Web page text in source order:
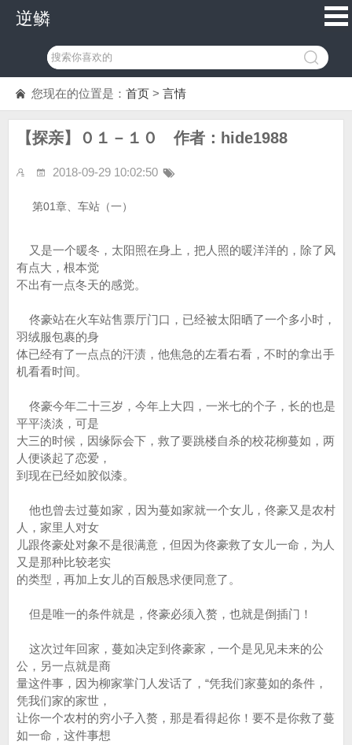
逆鳞
您现在的位置是： 首页 > 言情
【探亲】０１－１０ 作者：hide1988
2018-09-29 10:02:50
第01章、车站（一）
又是一个暖冬，太阳照在身上，把人照的暖洋洋的，除了风
有点大，根本觉
不出有一点冬天的感觉。
佟豪站在火车站售票厅门口，已经被太阳晒了一个多小时，
羽绒服包裹的身
体已经有了一点点的汗渍，他焦急的左看右看，不时的拿出手
机看看时间。
佟豪今年二十三岁，今年上大四，一米七的个子，长的也是
平平淡淡，可是
大三的时候，因缘际会下，救了要跳楼自杀的校花柳蔓如，两
人便谈起了恋爱，
到现在已经如胶似漆。
他也曾去过蔓如家，因为蔓如家就一个女儿，佟豪又是农村
人，家里人对女
儿跟佟豪处对象不是很满意，但因为佟豪救了女儿一命，为人
又是那种比较老实
的类型，再加上女儿的百般恳求便同意了。
但是唯一的条件就是，佟豪必须入赘，也就是倒插门！
这次过年回家，蔓如决定到佟豪家，一个是见见未来的公
公，另一点就是商
量这件事，因为柳家掌门人发话了，“凭我们家蔓如的条件，
凭我们家的家世，
让你一个农村的穷小子入赘，那是看得起你！要不是你救了蔓
如一命，这件事想